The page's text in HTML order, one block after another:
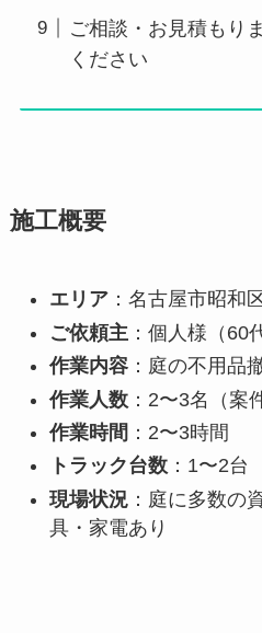
ご相談・お見積もり
ください
施工概要
エリア：名古屋市昭和区
ご依頼主 ：個人様（60
作業内容：庭の不用品
作業人数：2〜3名（案
作業時間 ：2〜3時間
トラック台数：1〜2台
現場状況：庭に多数の
具・家電あり